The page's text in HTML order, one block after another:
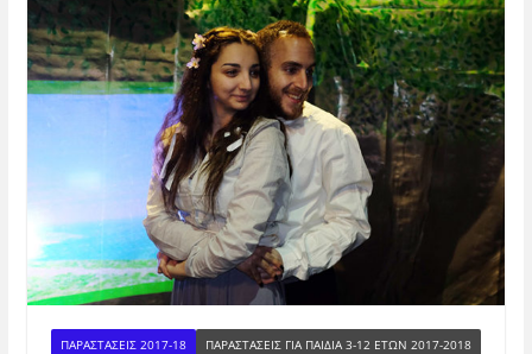
ΠΑΡΑΣΤΑΣΕΙΣ 2017-18
ΠΑΡΑΣΤΆΣΕΙΣ ΓΙΑ ΠΑΙΔΙΆ 3-12 ΕΤΏΝ 2017-2018